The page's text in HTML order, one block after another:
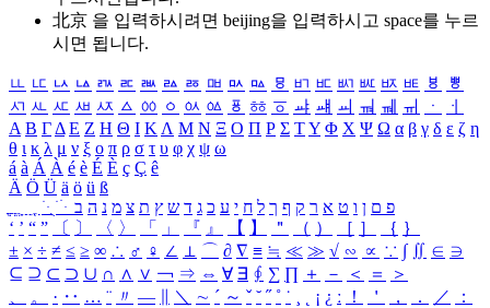
北京 을 입력하시려면 beijing을 입력하시고 space를 누르
시면 됩니다.
ㅥ ㅦ ㅧ ㅨ ㅩ ㅪ ㅫ ㅬ ㅭ ㅮ ㅯ ㅰ ㅱ ㅲ ㅳ ㅴ ㅵ ㅶ ㅷ ㅸ
ㅹ
ㅺ ㅻ ㅼ ㅽ ㅾ ㅿ ㆀ ㆁ ㆂ ㆃ ㆄ ㆅ ㆆ ㆇ ㆈ ㆉ ㆊ ㆋ ㆌ ㆍ
ㆎ
Α Β ΓΔ Ε Ζ Η Θ Ι ΚΛ Μ Ν Ξ Ο Π Ρ Σ ΤΥ Φ Χ Ψ Ω α β γ δ ε ζ η
θ ι κ λ μ ν ξ ο π ρ σ τ υ φ χ ψ ω
á à Á À é è É È ç Ç ê
Ä Ö Ü ä ö ü ß
ִֶֹ ֻּ ׁׂ פ ם ן ו ט א ר ק ף ך ל ח י ע כ ג ד ש ץ ת צ מ נ ה ב
‘ ’ “ ” 〔 〕 〈 〉 「 」 『 』 【 】 ＂ （ ） ［ ］ ｛ ｝
± × ÷ ≠ ≤ ≥ ∞ ∴ ♂ ♀ ∠ ⊥ ⌒ ∂ ∇ ≡ ≒ ≪ ≫ √ ∽ ∝ ∵ ∫ ∬ ∈ ∋
⊆ ⊇ ⊂ ⊃ ∪ ∩ ∧ ∨ ￢ ⇒ ⇔ ∀ ∃ ∮ ∑ ∏ ＋ － ＜ ＝
＞
、
。 · ‥ … ¨ 〃 ― ＼ ∼ ´ ～ ˇ ˘ ˝ ˚ ˙ ¸ ¡ ¿ ː ！ ＇ ， ． ／
：